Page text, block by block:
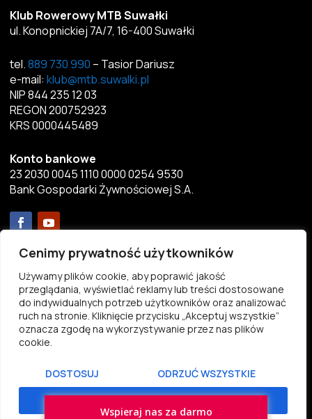
Cenimy prywatność użytkowników
Używamy plików cookie, aby poprawić jakość
przeglądania, wyświetlać reklamy lub treści dostosowane
do indywidualnych potrzeb użytkowników oraz analizować
ruch na stronie. Kliknięcie przycisku „Akceptuj wszystkie”
oznacza zgodę na wykorzystywanie przez nas plików
cookie.
DOSTOSUJ ODRZUĆ WSZYSTKIE
Klub Rowerowy MTB Suwałki
ul. Konopnickiej 7A/7, 16-400 Suwałki
tel.889 730 990 – Tasior Dariusz
e-mail: klub@mtb.suwalki.pl
NIP 844 235 12 03
REGON 200752923
KRS 0000445489
Konto bankowe
23 2030 0045 1110 0000 0254 9530
Bank Gospodarki Żywnościowej S.A.
Menu
Aktualności
Przekaż 1%
Statut
Pliki do pobrania
Wspieraj nas za darmo